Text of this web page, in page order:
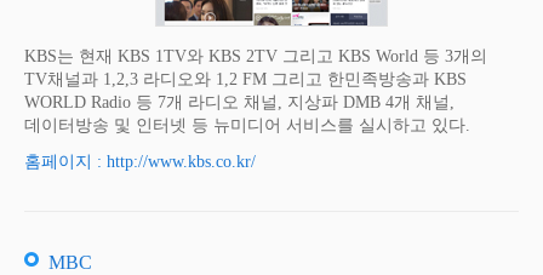
KBS는 현재 KBS 1TV와 KBS 2TV 그리고 KBS World 등 3개의
TV채널과 1,2,3 라디오와 1,2 FM 그리고 한민족방송과 KBS
WORLD Radio 등 7개 라디오 채널, 지상파 DMB 4개 채널,
데이터방송 및 인터넷 등 뉴미디어 서비스를 실시하고 있다.
홈페이지 : http://www.kbs.co.kr/
MBC